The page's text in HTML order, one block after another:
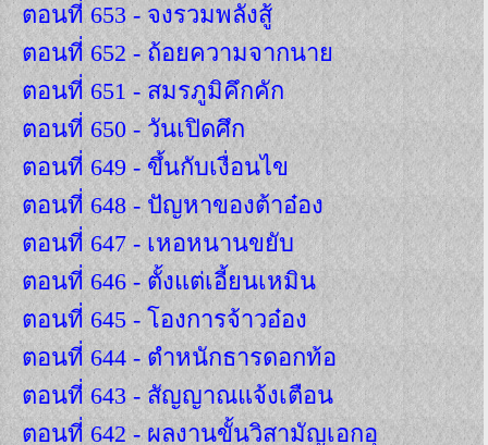
ตอนที่ 653 - จงรวมพลังสู้
ตอนที่ 652 - ถ้อยความจากนาย
ตอนที่ 651 - สมรภูมิคึกคัก
ตอนที่ 650 - วันเปิดศึก
ตอนที่ 649 - ขึ้นกับเงื่อนไข
ตอนที่ 648 - ปัญหาของต้าอ๋อง
ตอนที่ 647 - เหอหนานขยับ
ตอนที่ 646 - ตั้งแต่เอี้ยนเหมิน
ตอนที่ 645 - โองการจ้าวอ๋อง
ตอนที่ 644 - ตำหนักธารดอกท้อ
ตอนที่ 643 - สัญญาณแจ้งเตือน
ตอนที่ 642 - ผลงานขั้นวิสามัญเอกอุ